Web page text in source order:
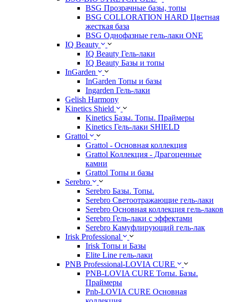
BSG Прозрачные базы, топы
BSG COLLORATION HARD Цветная
жесткая база
BSG Однофазные гель-лаки ONE
IQ Beauty
IQ Beauty Гель-лаки
IQ Beauty Базы и топы
InGarden
InGarden Топы и базы
Ingarden Гель-лаки
Gelish Harmony
Kinetics Shield
Kinetics Базы. Топы. Праймеры
Kinetics Гель-лаки SHIELD
Grattol
Grattol - Oснoвнaя коллекция
Grattol Коллекция - Драгоценные
камни
Grattol Топы и базы
Serebro
Serebro Базы. Топы.
Serebro Светоотражающие гель-лаки
Serebro Основная коллекция гель-лаков
Serebro Гель-лаки с эффектами
Serebro Камуфлирующий гель-лак
Irisk Professional
Irisk Топы и Базы
Elite Line гель-лаки
PNB Professional-LOVIA CURE
PNB-LOVIA CURE Топы. Базы.
Праймеры
Pnb-LOVIA CURE Основная